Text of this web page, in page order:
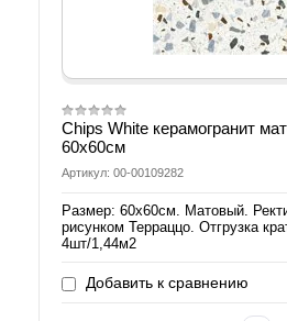
Chips White керамогранит
60х60см
Артикул: 00-00109282
Размер: 60х60см. Матовый.
рисунком Терраццо. Отгрузка
4шт/1,44м2
Добавить к сравнению